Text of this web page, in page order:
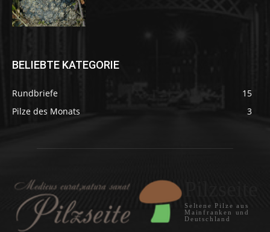
BELIEBTE KATEGORIE
Rundbriefe
15
Pilze des Monats
3
Seltene Pilze aus
Mainfranken und
Deutschland